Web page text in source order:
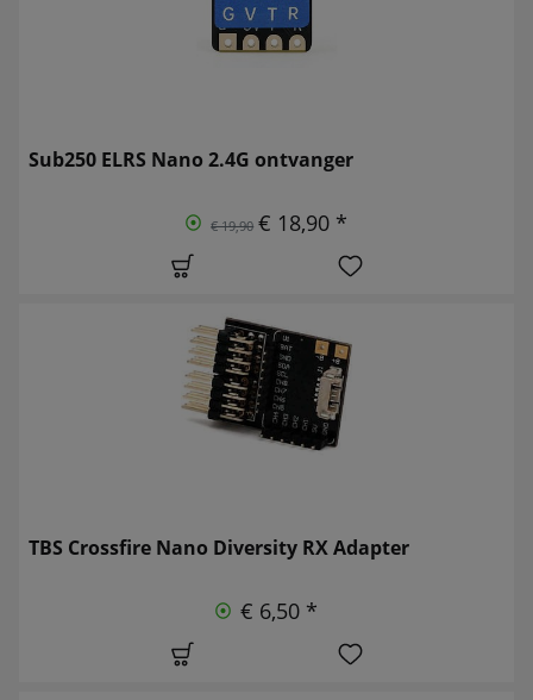
Sub250 ELRS Nano 2.4G ontvanger
€ 19,90 € 18,90 *
TBS Crossfire Nano Diversity RX Adapter
€ 6,50 *